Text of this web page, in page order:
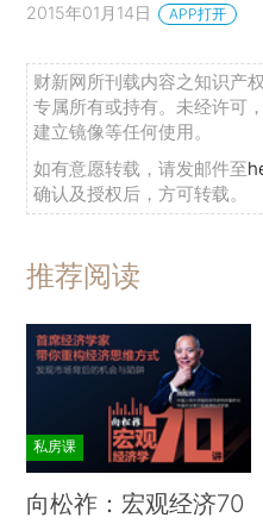
2015年01月14日 APP打开
财新网所刊载内容之知识产
专属所有或持有。未经许可
建立镜像等任何使用。
如有意愿转载，请发邮件至
确认及授权后，方可转载。
推荐阅读
私房课
向松祚：宏观经济70